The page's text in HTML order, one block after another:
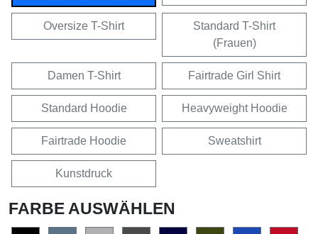
Oversize T-Shirt
Standard T-Shirt
(Frauen)
Damen T-Shirt Fairtrade Girl Shirt
Standard Hoodie Heavyweight Hoodie
Fairtrade Hoodie Sweatshirt
Kunstdruck
FARBE AUSWÄHLEN